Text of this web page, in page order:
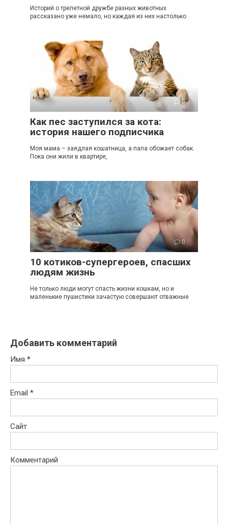
Историй о трепетной дружбе разных животных
рассказано уже немало, но каждая из них настолько
0
Как пес заступился за кота:
история нашего подписчика
Моя мама – заядлая кошатница, а папа обожает собак.
Пока они жили в квартире,
0
10 котиков-супергероев, спасших
людям жизнь
Не только люди могут спасть жизни кошкам, но и
маленькие пушистики зачастую совершают отважные
Добавить комментарий
Имя *
Email *
Сайт
Комментарий